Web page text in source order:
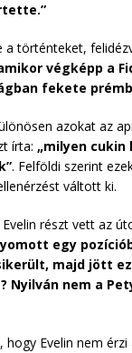
történteket,
végképp a
fekete
azokat az
írta: „milyen cukin
. Felföldi szerint
váltott ki.
részt vett az
egy
majd jött
Nyilván nem a
Evelin nem